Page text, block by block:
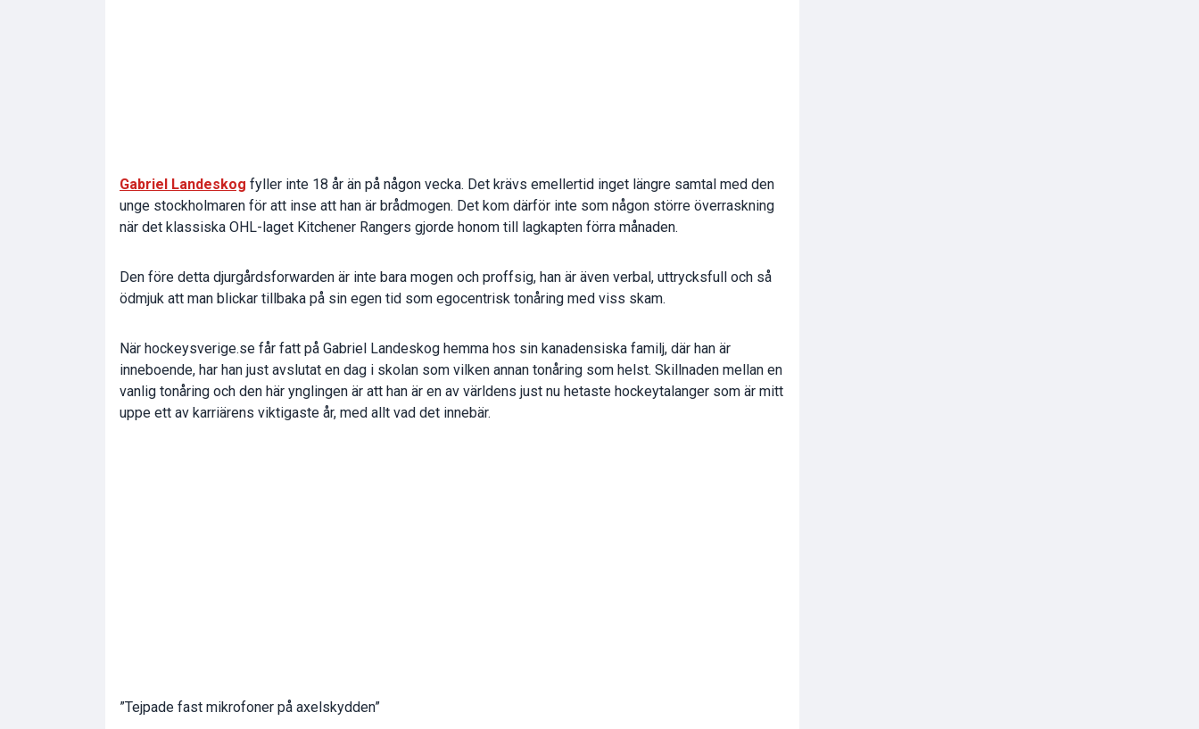
Gabriel Landeskog fyller inte 18 år än på någon vecka. Det krävs emellertid inget längre samtal med den
unge stockholmaren för att inse att han är brådmogen. Det kom därför inte som någon större överraskning
när det klassiska OHL-laget Kitchener Rangers gjorde honom till lagkapten förra månaden.
Den före detta djurgårdsforwarden är inte bara mogen och proffsig, han är även verbal, uttrycksfull och så
ödmjuk att man blickar tillbaka på sin egen tid som egocentrisk tonåring med viss skam.
När hockeysverige.se får fatt på Gabriel Landeskog hemma hos sin kanadensiska familj, där han är
inneboende, har han just avslutat en dag i skolan som vilken annan tonåring som helst. Skillnaden mellan en
vanlig tonåring och den här ynglingen är att han är en av världens just nu hetaste hockeytalanger som är mitt
uppe ett av karriärens viktigaste år, med allt vad det innebär.
”Tejpade fast mikrofoner på axelskydden”